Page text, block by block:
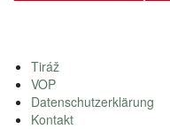
Tiráž
VOP
Datenschutzerklärung
Kontakt